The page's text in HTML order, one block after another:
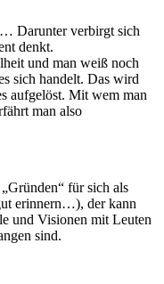
Darunter verbirgt sich
denkt.
und man weiß noch
sich handelt. Das wird
aufgelöst. Mit wem man
man also
für sich als
erinnern…), der kann
und Visionen mit Leuten
sind.